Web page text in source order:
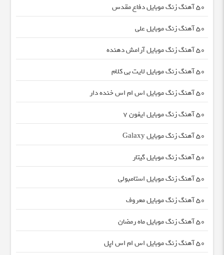
50 آهنگ زنگ موبایل دفاع مقدس
50 آهنگ زنگ موبایل علی
50 آهنگ زنگ موبایل آرامش دهنده
50 آهنگ زنگ موبایل لایت بی کلام
50 آهنگ زنگ موبایل اس ام اس خنده دار
50 آهنگ زنگ موبایل ایفون 7
50 آهنگ زنگ موبایل Galaxy
50 آهنگ زنگ موبایل گیتار
50 آهنگ زنگ موبایل استامبولی
50 آهنگ زنگ موبایل معروف
50 آهنگ زنگ موبایل ماه رمضان
50 آهنگ زنگ موبایل اس ام اس اپل